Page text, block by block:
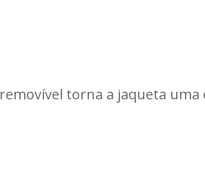
torna a jaqueta